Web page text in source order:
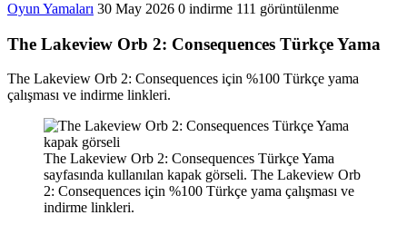
Oyun Yamaları 30 May 2026 0 indirme 111 görüntülenme
The Lakeview Orb 2: Consequences Türkçe Yama
The Lakeview Orb 2: Consequences için %100 Türkçe yama
çalışması ve indirme linkleri.
The Lakeview Orb 2: Consequences Türkçe Yama
sayfasında kullanılan kapak görseli. The Lakeview Orb
2: Consequences için %100 Türkçe yama çalışması ve
indirme linkleri.